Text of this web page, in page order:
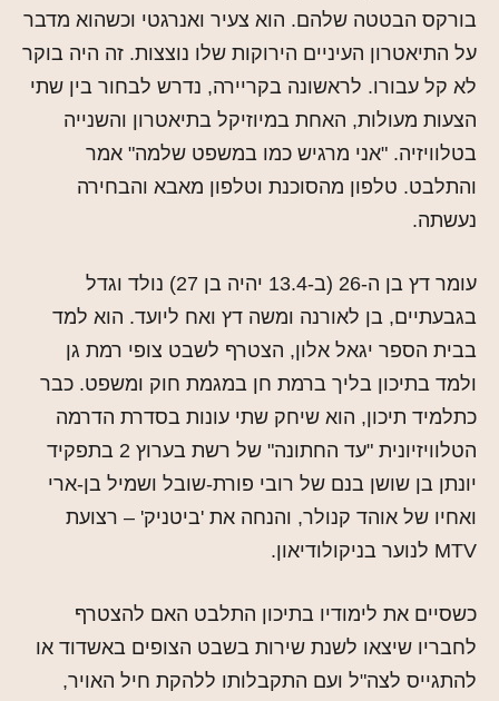
בורקס הבטטה שלהם. הוא צעיר ואנרגטי וכשהוא מדבר
על התיאטרון העיניים הירוקות שלו נוצצות. זה היה בוקר
לא קל עבורו. לראשונה בקריירה, נדרש לבחור בין שתי
הצעות מעולות, האחת במיוזיקל בתיאטרון והשנייה
בטלוויזיה. "אני מרגיש כמו במשפט שלמה" אמר
והתלבט. טלפון מהסוכנת וטלפון מאבא והבחירה
נעשתה.
עומר דץ בן ה-26 (ב-13.4 יהיה בן 27) נולד וגדל
בגבעתיים, בן לאורנה ומשה דץ ואח ליועד. הוא למד
בבית הספר יגאל אלון, הצטרף לשבט צופי רמת גן
ולמד בתיכון בליך ברמת חן במגמת חוק ומשפט. כבר
כתלמיד תיכון, הוא שיחק שתי עונות בסדרת הדרמה
הטלוויזיונית "עד החתונה" של רשת בערוץ 2 בתפקיד
יונתן בן שושן בנם של רובי פורת-שובל ושמיל בן-ארי
ואחיו של אוהד קנולר, והנחה את 'ביטניק' – רצועת
MTV לנוער בניקולודיאון.
כשסיים את לימודיו בתיכון התלבט האם להצטרף
לחבריו שיצאו לשנת שירות בשבט הצופים באשדוד או
להתגייס לצה"ל ועם התקבלותו ללהקת חיל האויר,